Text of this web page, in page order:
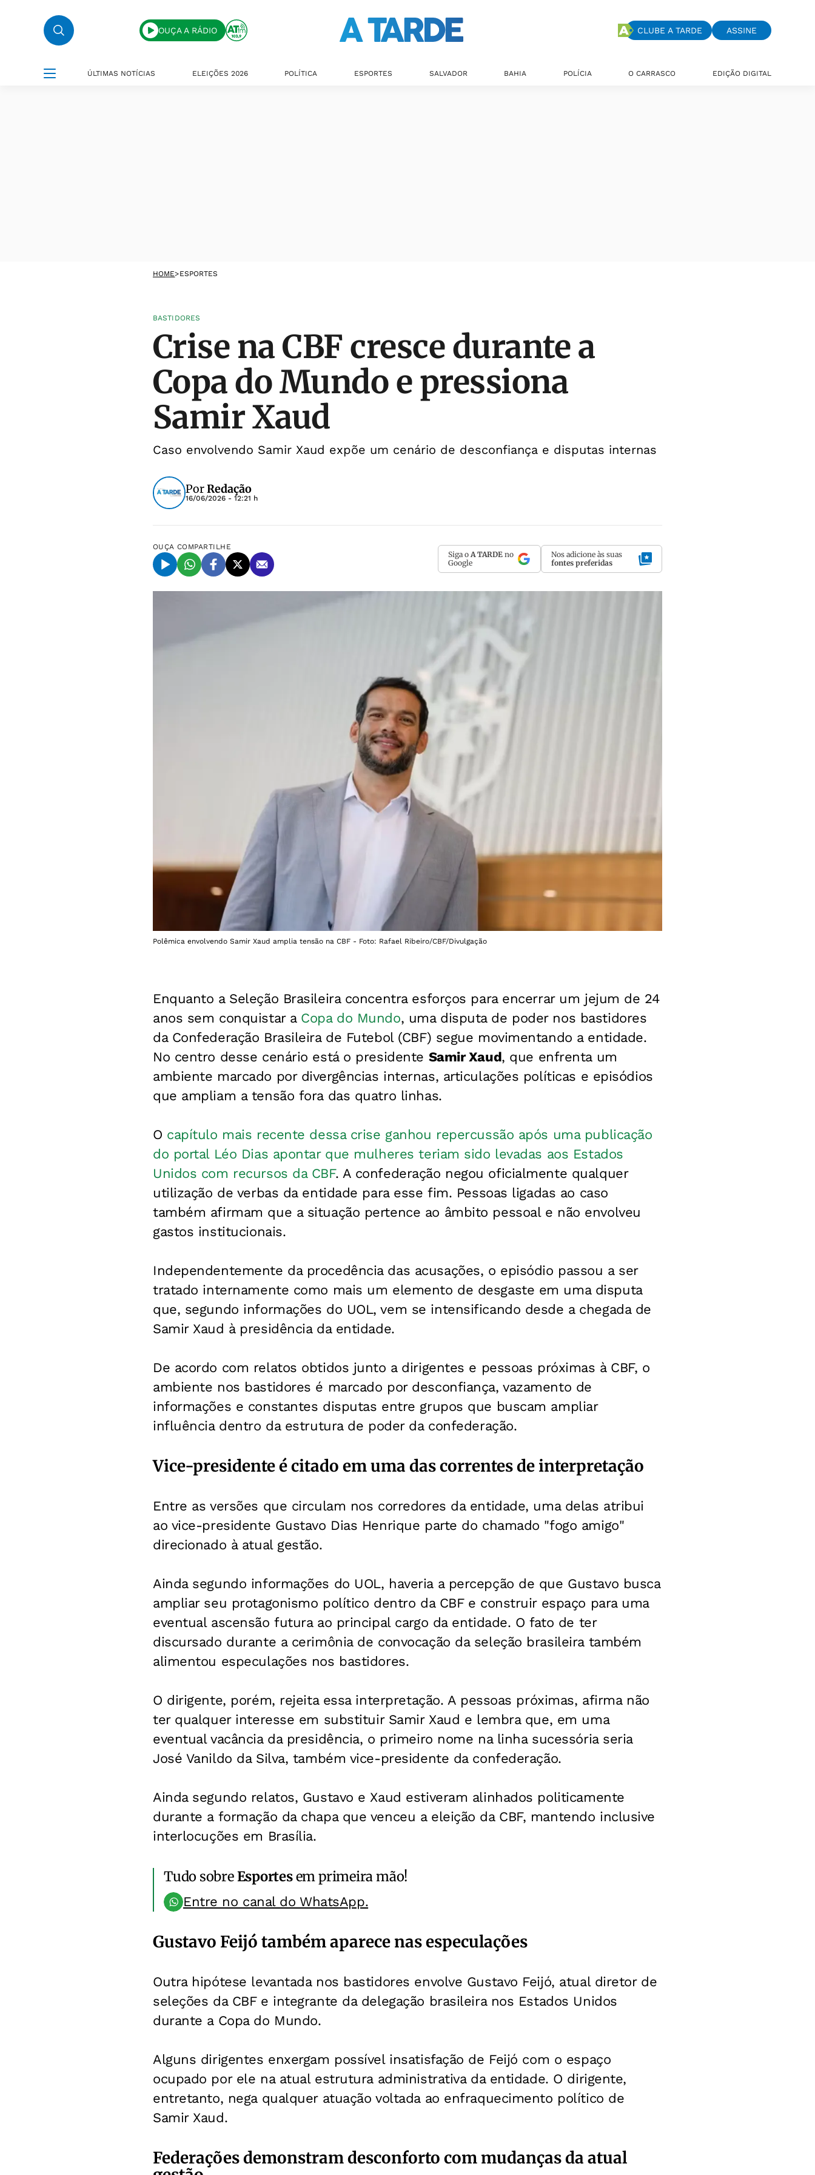
OUÇA A RÁDIO CLUBE A TARDE ASSINE
ÚLTIMAS NOTÍCIAS ELEIÇÕES 2026 POLÍTICA ESPORTES SALVADOR BAHIA POLÍCIA O CARRASCO EDIÇÃO DIGITAL
HOME>ESPORTES
BASTIDORES
Crise na CBF cresce durante a
Copa do Mundo e pressiona
Samir Xaud
Caso envolvendo Samir Xaud expõe um cenário de desconfiança e disputas internas
PorRedação
16/06/2026 - 12:21 h
OUÇA COMPARTILHE
Siga o A TARDE no
Google
Nos adicione às suas
fontes preferidas
Polêmica envolvendo Samir Xaud amplia tensão na CBF - Foto: Rafael Ribeiro/CBF/Divulgação
Enquanto a Seleção Brasileira concentra esforços para encerrar um jejum de 24
anos sem conquistar a Copa do Mundo, uma disputa de poder nos bastidores
da Confederação Brasileira de Futebol (CBF) segue movimentando a entidade.
No centro desse cenário está o presidente Samir Xaud, que enfrenta um
ambiente marcado por divergências internas, articulações políticas e episódios
que ampliam a tensão fora das quatro linhas.
O capítulo mais recente dessa crise ganhou repercussão após uma publicação
do portal Léo Dias apontar que mulheres teriam sido levadas aos Estados
Unidos com recursos da CBF. A confederação negou oficialmente qualquer
utilização de verbas da entidade para esse fim. Pessoas ligadas ao caso
também afirmam que a situação pertence ao âmbito pessoal e não envolveu
gastos institucionais.
Independentemente da procedência das acusações, o episódio passou a ser
tratado internamente como mais um elemento de desgaste em uma disputa
que, segundo informações do UOL, vem se intensificando desde a chegada de
Samir Xaud à presidência da entidade.
De acordo com relatos obtidos junto a dirigentes e pessoas próximas à CBF, o
ambiente nos bastidores é marcado por desconfiança, vazamento de
informações e constantes disputas entre grupos que buscam ampliar
influência dentro da estrutura de poder da confederação.
Vice-presidente é citado em uma das correntes de interpretação
Entre as versões que circulam nos corredores da entidade, uma delas atribui
ao vice-presidente Gustavo Dias Henrique parte do chamado "fogo amigo"
direcionado à atual gestão.
Ainda segundo informações do UOL, haveria a percepção de que Gustavo busca
ampliar seu protagonismo político dentro da CBF e construir espaço para uma
eventual ascensão futura ao principal cargo da entidade. O fato de ter
discursado durante a cerimônia de convocação da seleção brasileira também
alimentou especulações nos bastidores.
O dirigente, porém, rejeita essa interpretação. A pessoas próximas, afirma não
ter qualquer interesse em substituir Samir Xaud e lembra que, em uma
eventual vacância da presidência, o primeiro nome na linha sucessória seria
José Vanildo da Silva, também vice-presidente da confederação.
Ainda segundo relatos, Gustavo e Xaud estiveram alinhados politicamente
durante a formação da chapa que venceu a eleição da CBF, mantendo inclusive
interlocuções em Brasília.
Tudo sobreEsportesem primeira mão!
Entre no canal do WhatsApp.
Gustavo Feijó também aparece nas especulações
Outra hipótese levantada nos bastidores envolve Gustavo Feijó, atual diretor de
seleções da CBF e integrante da delegação brasileira nos Estados Unidos
durante a Copa do Mundo.
Alguns dirigentes enxergam possível insatisfação de Feijó com o espaço
ocupado por ele na atual estrutura administrativa da entidade. O dirigente,
entretanto, nega qualquer atuação voltada ao enfraquecimento político de
Samir Xaud.
Federações demonstram desconforto com mudanças da atual